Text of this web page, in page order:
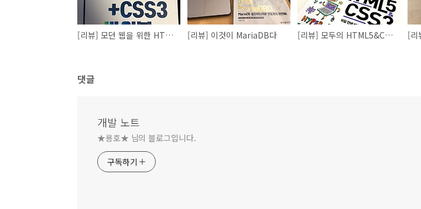
[리뷰] 모던 웹을 위한 HTML5+CSS3 바이블 3판 [리뷰] 이것이 MariaDB다 [리뷰] 모두의 HTML5&CSS3 : 16일 만에 배우는 웹 사이트 제작 기초
댓글
개발 노트
★용호★ 님의 블로그입니다.
구독하기